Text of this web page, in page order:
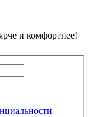
и комфортнее!